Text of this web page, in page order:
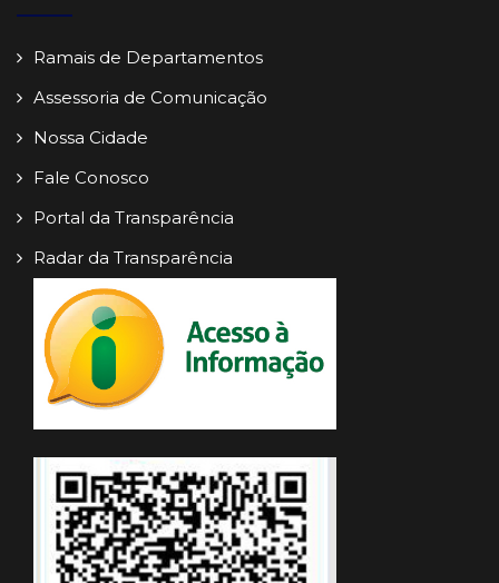
Ramais de Departamentos
Assessoria de Comunicação
Nossa Cidade
Fale Conosco
Portal da Transparência
Radar da Transparência